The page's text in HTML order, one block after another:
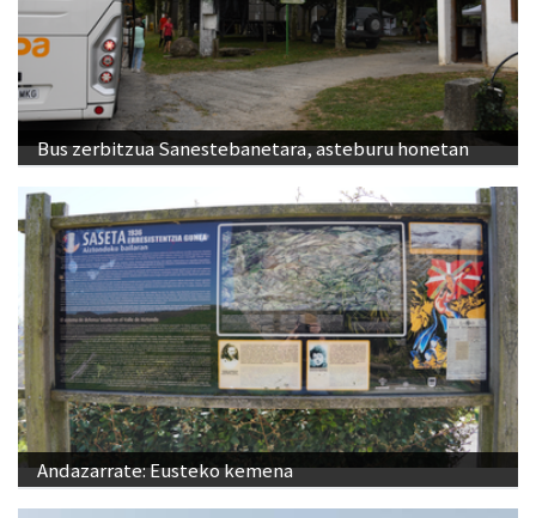
Bus zerbitzua Sanestebanetara, asteburu honetan
Andazarrate: Eusteko kemena